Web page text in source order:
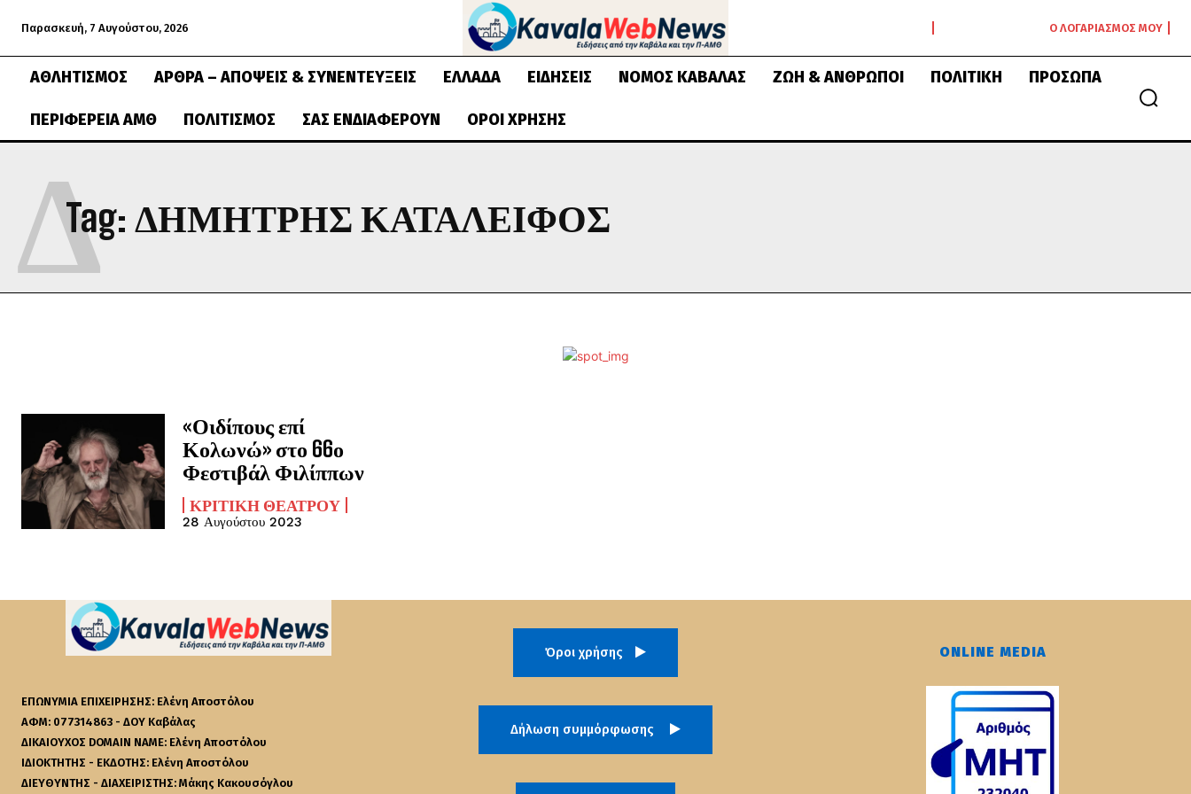
Παρασκευή, 7 Αυγούστου, 2026 Ο ΛΟΓΑΡΙΑΣΜΌΣ ΜΟΥ
ΑΘΛΗΤΙΣΜΌΣ ΆΡΘΡΑ – ΑΠΌΨΕΙΣ & ΣΥΝΕΝΤΕΎΞΕΙΣ ΕΛΛΆΔΑ ΕΙΔΉΣΕΙΣ ΝΟΜΌΣ ΚΑΒΆΛΑΣ ΖΩΉ & ΆΝΘΡΩΠΟΙ ΠΟΛΙΤΙΚΉ ΠΡΌΣΩΠΑ
ΠΕΡΙΦΈΡΕΙΑ ΑΜΘ ΠΟΛΙΤΙΣΜΌΣ ΣΑΣ ΕΝΔΙΑΦΈΡΟΥΝ ΌΡΟΙ ΧΡΉΣΗΣ
Tag: ΔΗΜΗΤΡΗΣ ΚΑΤΑΛΕΙΦΟΣ
Δ
«Οιδίπους επί
Κολωνώ» στο 66ο
Φεστιβάλ Φιλίππων
ΚΡΙΤΙΚΉ ΘΕΆΤΡΟΥ
28 Αυγούστου 2023
ΕΠΩΝΥΜΙΑ ΕΠΙΧΕΙΡΗΣΗΣ: Ελένη Αποστόλου
ΑΦΜ: 077314863 - ΔΟΥ Καβάλας
ΔΙΚΑΙΟΥΧΟΣ DOMAIN NAME: Ελένη Αποστόλου
ΙΔΙΟΚΤΗΤΗΣ - ΕΚΔΟΤΗΣ: Ελένη Αποστόλου
ΔΙΕΥΘΥΝΤΗΣ - ΔΙΑΧΕΙΡΙΣΤΗΣ: Μάκης Κακουσόγλου
Όροι χρήσης
Δήλωση συμμόρφωσης
ONLINE MEDIA